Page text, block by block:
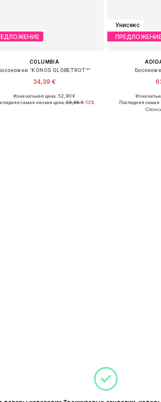
COLUMBIA
'KONOS GLOBETROT™'
34,39 €
Доступные размеры: 38, 40
Изначальная цена: 52,90 €
самая низкая цена:39,68 €-13%
Унисекс
Доступные
Последняя самая